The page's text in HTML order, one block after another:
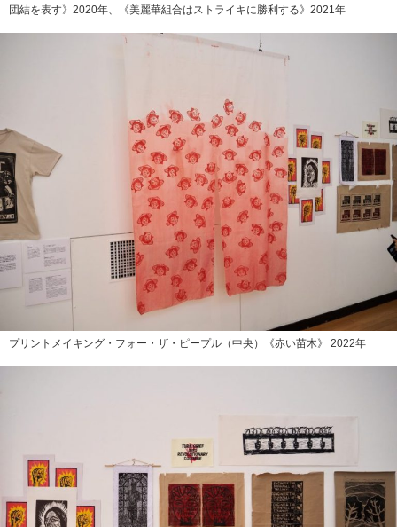
団結を表す》2020年、《美麗華組合はストライキに勝利する》2021年
プリントメイキング・フォー・ザ・ピープル（中央）《赤い苗木》 2022年